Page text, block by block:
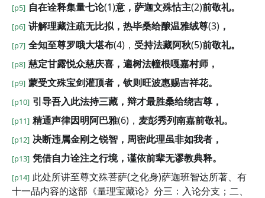
[p5] 自在诠释集量七论(1)意，萨迦文殊怙主(2)前敬礼。
[p6] 讲解理藏注疏无比拟，热毕桑给酿温雅绒尊(3) ，
[p7] 全知至尊罗哦大堪布(4)， 受持法藏阿秋(5)前敬礼。
[p8] 慈定甘露悦众慈庆喜，遍树法幢根嘎嘉村师，
[p9] 蒙受文殊宝剑灌顶者，钦则旺波惠赐吉祥花。
[p10] 引导吾入此法持三藏，辩才最胜桑给绕吉尊，
[p11] 精通声律因明阿巴雅(6)， 麦彭秀列南嘉前敬礼。
[p12] 决断违属金刚之锐智，周密此理虽非如我者，
[p13] 凭借自力诠注之行境，谨依前辈无谬教典释。
[p14] 此处所讲至尊文殊菩萨(之化身)萨迦班智达所著、有
十一品内容的这部《量理宝藏论》分三：入论分支；二、